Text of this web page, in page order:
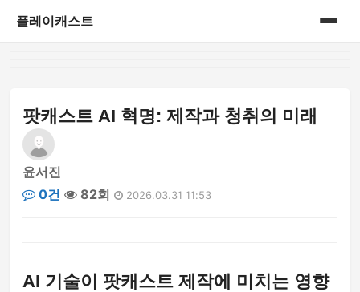
플레이캐스트
팟캐스트 AI 혁명: 제작과 청취의 미래
윤서진
0건
82회 2026.03.31 11:53
AI 기술이 팟캐스트 제작에 미치는 영향